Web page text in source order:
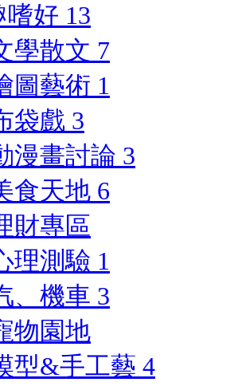
嗜好 13
學散文 7
圖藝術 1
袋戲 3
漫畫討論 3
食天地 6
財專區
理測驗 1
、機車 3
物園地
型&手工藝 4